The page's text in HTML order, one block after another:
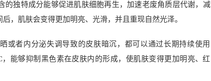
独特成分能够促进肌肤细胞再生，加速老废角质层代谢，减
，肌肤会变得更加明亮、光滑，并且重现自然光泽。
或者内分泌失调导致的皮肤暗沉，都可以通过长期持续使用
能够抑制黑色素在皮肤内的形成，使肌肤变得更加明亮、红